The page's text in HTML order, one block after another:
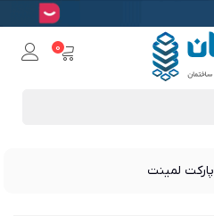
0
پارکت لمینت